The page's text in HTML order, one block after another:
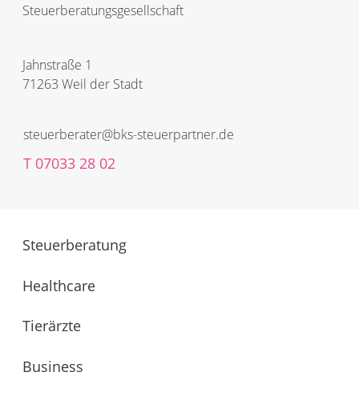
Steuerberatungs­­gesellschaft
Jahnstraße 1
71263 Weil der Stadt
steuerberater@bks-steuerpartner.de
T 07033 28 02
Steuerberatung
Healthcare
Tierärzte
Business